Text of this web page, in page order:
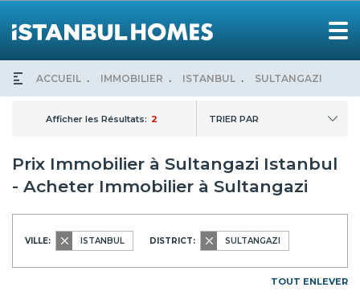
ACCUEIL IMMOBILIER ISTANBUL SULTANGAZI
Afficher les Résultats: 2 TRIER PAR
Prix Immobilier à Sultangazi Istanbul
- Acheter Immobilier à Sultangazi
VILLE: ISTANBUL DISTRICT: SULTANGAZI
TOUT ENLEVER